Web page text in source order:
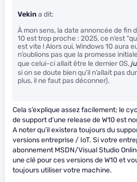
Vekin a dit:
À mon sens, la date annoncée de fin
10 est trop proche : 2025, ce n’est
est vite ! Alors oui, Windows 10 aura
n’oublions pas que la promesse
que celui-ci allait être le dernier OS,
si on se doute bien qu’il n’allait pas
plus, il ne faut pas déconner).
Cela s’explique assez facilement; le
de support d’une release de W10 est
A noter qu’il existera toujours du
versions entreprise / IoT. Si votre
abonnement MSDN/Visual Studio
une clé pour ces versions de W10 et
toujours utiliser votre machine.